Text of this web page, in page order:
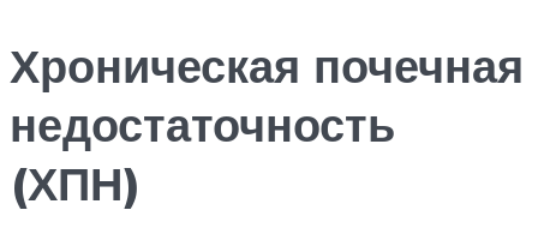
Хроническая почечная
недостаточность
(ХПН)